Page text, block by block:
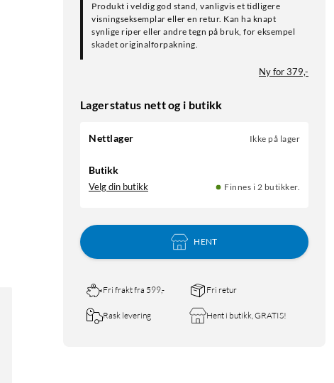
Produkt i veldig god stand, vanligvis et tidligere
visningseksemplar eller en retur. Kan ha knapt
synlige riper eller andre tegn på bruk, for eksempel
skadet originalforpakning.
Ny for 379,-
Lagerstatus nett og i butikk
Nettlager Ikke på lager
Butikk
Velg din butikk Finnes i 2 butikker.
HENT
Fri frakt fra 599,- Fri retur
Rask levering Hent i butikk, GRATIS!